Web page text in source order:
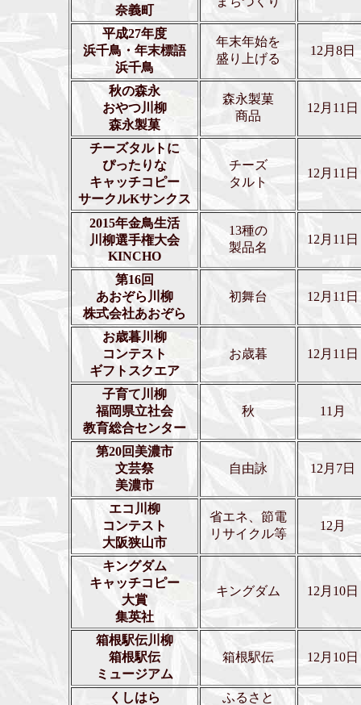
奈義町
平成27年度
浜千鳥・年末標語
浜千鳥
年末年始を
盛り上げる
12月8日
秋の森永
おやつ川柳
森永製菓
森永製菓
商品
12月11日
チーズタルトに
ぴったりな
キャッチコピー
サークルKサンクス
チーズ
タルト
12月11日
2015年金鳥生活
川柳選手権大会
KINCHO
13種の
製品名
12月11日
第16回
あおぞら川柳
株式会社あおぞら
初舞台 12月11日
お歳暮川柳
コンテスト
ギフトスクエア
お歳暮 12月11日
子育て川柳
福岡県立社会
教育総合センター
秋 11月
第20回美濃市
文芸祭
美濃市
自由詠 12月7日
エコ川柳
コンテスト
大阪狭山市
省エネ、節電
リサイクル等
12月
キングダム
キャッチコピー
大賞
集英社
キングダム 12月10日
箱根駅伝川柳
箱根駅伝
ミュージアム
箱根駅伝 12月10日
くしはら
ふるさと